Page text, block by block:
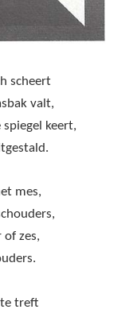
scheert
valt,
keert,
mes,
of zes,
treft